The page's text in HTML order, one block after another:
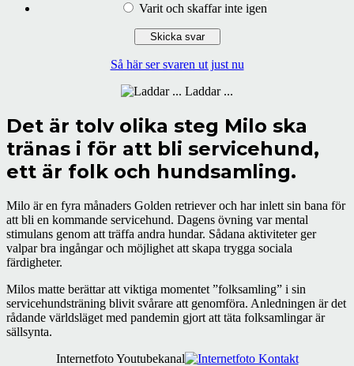
Varit och skaffar inte igen
Så här ser svaren ut just nu
Laddar ...
Det är tolv olika steg Milo ska
tränas i för att bli servicehund,
ett är folk och hundsamling.
Milo är en fyra månaders Golden retriever och har inlett sin bana för
att bli en kommande servicehund. Dagens övning var mental
stimulans genom att träffa andra hundar. Sådana aktiviteter ger
valpar bra ingångar och möjlighet att skapa trygga sociala
färdigheter.
Milos matte berättar att viktiga momentet ”folksamling” i sin
servicehundsträning blivit svårare att genomföra. Anledningen är det
rådande världsläget med pandemin gjort att täta folksamlingar är
sällsynta.
Internetfoto Youtubekanal